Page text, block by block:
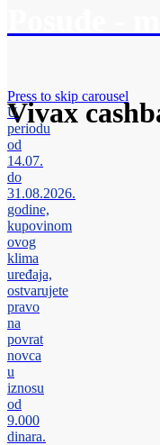
Vivax
Press to skip carousel
U
periodu
od
14.07.
do
31.08.2026.
godine,
kupovinom
ovog
klima
uređaja,
ostvarujete
pravo
na
povrat
novca
u
iznosu
od
9.000
dinara.